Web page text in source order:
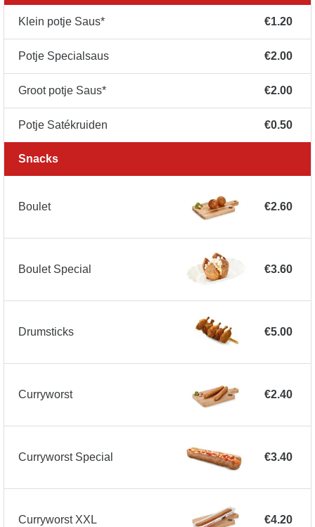
Klein potje Saus* €1.20
Potje Specialsaus €2.00
Groot potje Saus* €2.00
Potje Satékruiden €0.50
Snacks
Boulet €2.60
Boulet Special €3.60
Drumsticks €5.00
Curryworst €2.40
Curryworst Special €3.40
Curryworst XXL €4.20